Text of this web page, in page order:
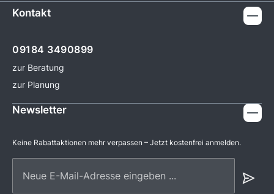
Kontakt
09184 3490899
zur Beratung
zur Planung
Newsletter
Keine Rabattaktionen mehr verpassen – Jetzt kostenfrei anmelden.